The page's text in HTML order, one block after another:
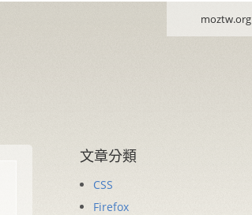
moztw.org
文章分類
CSS
Firefox